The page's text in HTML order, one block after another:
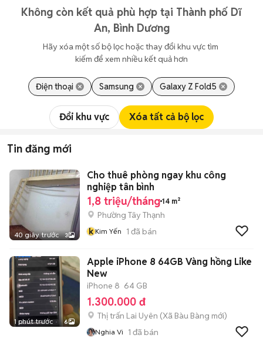
Không còn kết quả phù hợp tại Thành phố Dĩ
An, Bình Dương
Hãy xóa một số bộ lọc hoặc thay đổi khu vực tìm
kiếm để xem nhiều kết quả hơn
Điện thoại Samsung Galaxy Z Fold5
Đổi khu vực Xóa tất cả bộ lọc
Tin đăng mới
40 giây trước 3
Cho thuê phòng ngay khu công
nghiệp tân bình
1,8 triệu/tháng 14 m²
Phường Tây Thạnh
k Kim Yến 1 đã bán
1 phút trước 6
Apple iPhone 8 64GB Vàng hồng Like
New
iPhone 8 64 GB
1.300.000 đ
Thị trấn Lai Uyên (Xã Bàu Bàng mới)
Nghia Vi 1 đã bán